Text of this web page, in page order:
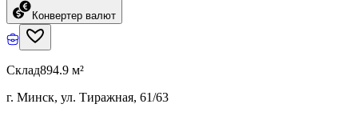
Конвертер валют
Склад894.9 м²
г. Минск, ул. Тиражная, 61/63